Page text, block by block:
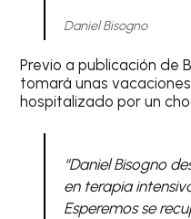
Daniel Bisogno
Previo a publicación de
tomará unas
hospitalizado por un
“Daniel Bisogno
en terapia
Esperemos se